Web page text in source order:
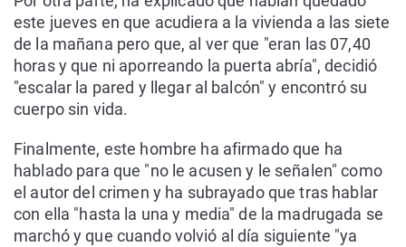
este jueves en que acudiera a la vivienda a las siete
de la mañana pero que, al ver que "eran las 07,40
horas y que ni aporreando la puerta abría", decidió
"escalar la pared y llegar al balcón" y encontró su
cuerpo sin vida.
Finalmente, este hombre ha afirmado que ha
hablado para que "no le acusen y le señalen" como
el autor del crimen y ha subrayado que tras hablar
con ella "hasta la una y media" de la madrugada se
marchó y que cuando volvió al día siguiente "ya